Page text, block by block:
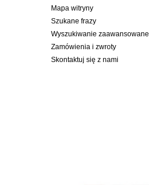
Mapa witryny
Szukane frazy
Wyszukiwanie zaawansowane
Zamówienia i zwroty
Skontaktuj się z nami